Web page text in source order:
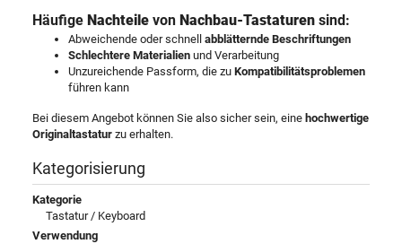
Häufige Nachteile von Nachbau-Tastaturen sind:
Abweichende oder schnell abblätternde Beschriftungen
Schlechtere Materialien und Verarbeitung
Unzureichende Passform, die zu Kompatibilitätsproblemen
führen kann
Bei diesem Angebot können Sie also sicher sein, eine hochwertige
Originaltastatur zu erhalten.
Kategorisierung
Kategorie
Tastatur / Keyboard
Verwendung